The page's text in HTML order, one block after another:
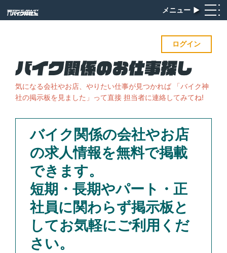
メニュー ▶︎
ログイン
気になる会社やお店、やりたい仕事が見つかれば 「バイク神
社の掲示板を見ました」って直接 担当者に連絡してみてね!
バイク関係の会社やお店
の求人情報を無料で掲載
できます。
短期・長期やパート・正
社員に関わらず掲示板と
してお気軽にご利用くだ
さい。